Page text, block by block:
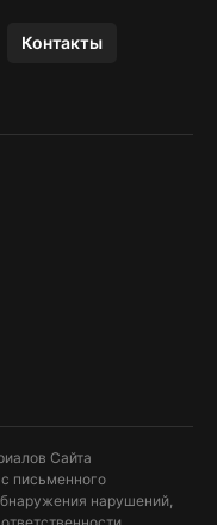
Контакты
Сайта
письменного
нарушений,